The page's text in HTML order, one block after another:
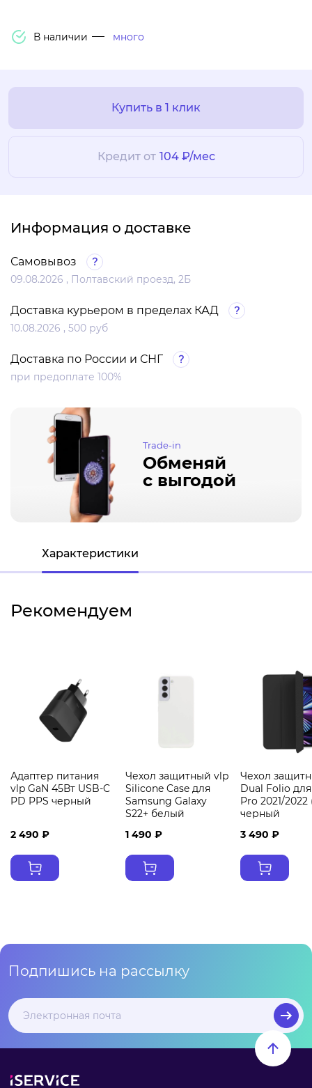
Купить в 1 клик
Кредит от 104 ₽/мес
В наличии много
Информация о доставке
Самовывоз
09.08.2026 , Полтавский проезд, 2Б
Доставка курьером в пределах КАД
10.08.2026 , 500 руб
Доставка по России и СНГ
при предоплате 100%
Trade-in
Обменяй
с выгодой
Характеристики
Рекомендуем
Адаптер питания
vlp GaN 45Вт USB-C
PD PPS черный
2 490 ₽
Чехол защитный vlp
Silicone Case для
Samsung Galaxy
S22+ белый
1 490 ₽
Чехол
Dual Folio
Pro 2021/2022
черный
3 490 ₽
Подпишись на рассылку